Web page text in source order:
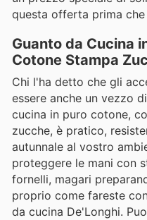
questa offerta prima che
Guanto da Cucina
Cotone Stampa
Chi l'ha detto che gli
essere anche un vezzo
cucina in puro cotone,
zucche, è pratico,
autunnale al vostro
proteggere le mani con
fornelli, magari
proprio come fareste
da cucina De'Longhi.